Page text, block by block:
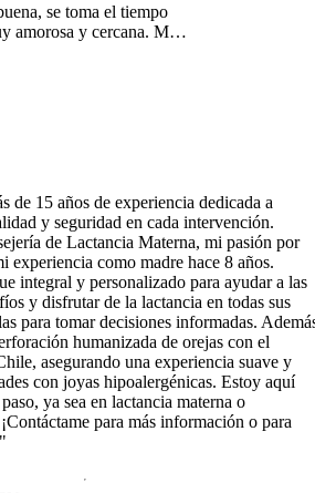
se toma el tiempo
amorosa y cercana. Me
tema de lactancia. La
de 15 años de experiencia dedicada a
y seguridad en cada intervención.
de Lactancia Materna, mi pasión por
experiencia como madre hace 8 años.
integral y personalizado para ayudar a las
y disfrutar de la lactancia en todas sus
para tomar decisiones informadas.
humanizada de orejas con el
asegurando una experiencia suave y
con joyas hipoalergénicas. Estoy aquí
ya sea en lactancia materna o
para más información o para